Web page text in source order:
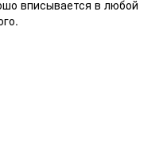
вписывается в любой